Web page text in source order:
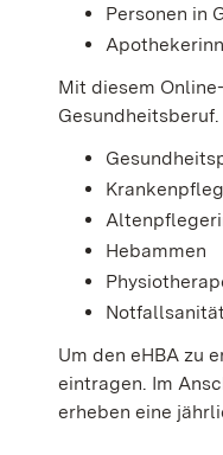
Personen in
Mit diesem
Gesundheitsberuf.
Hebammen
Um den eHBA zu
eintragen. Im
erheben eine